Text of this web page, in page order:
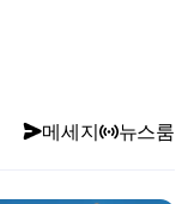
메세지 뉴스룸